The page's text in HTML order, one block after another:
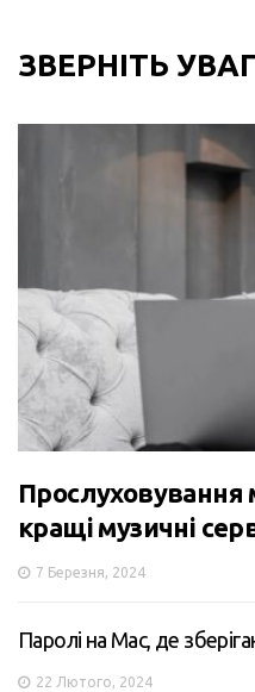
ЗВЕРНІТЬ
Прослуховування
кращі музичні
7 Березня, 2024
Паролі на Mac, де
22 Лютого, 2024